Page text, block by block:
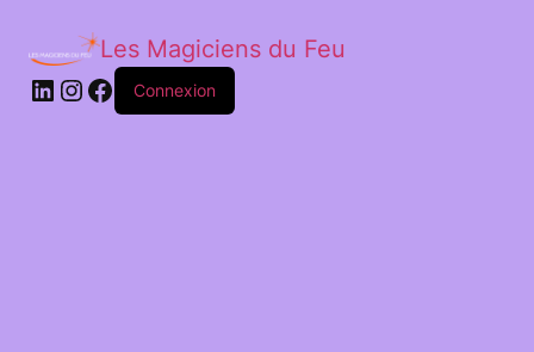
Les Magiciens du Feu
LinkedIn
Instagram
Facebook
Connexion